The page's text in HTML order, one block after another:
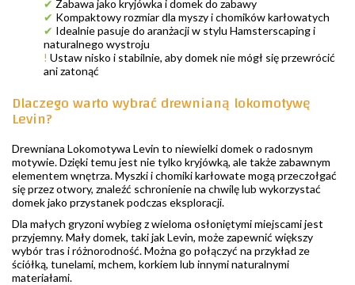
✔ Zabawa jako kryjówka i domek do zabawy
✔ Kompaktowy rozmiar dla myszy i chomików karłowatych
✔ Idealnie pasuje do aranżacji w stylu Hamsterscaping i
naturalnego wystroju
! Ustaw nisko i stabilnie, aby domek nie mógł się przewrócić
ani zatonąć
Dlaczego warto wybrać drewnianą lokomotywę
Levin?
Drewniana Lokomotywa Levin to niewielki domek o radosnym
motywie. Dzięki temu jest nie tylko kryjówką, ale także zabawnym
elementem wnętrza. Myszki i chomiki karłowate mogą przeczołgać
się przez otwory, znaleźć schronienie na chwilę lub wykorzystać
domek jako przystanek podczas eksploracji.
Dla małych gryzoni wybieg z wieloma osłoniętymi miejscami jest
przyjemny. Mały domek, taki jak Levin, może zapewnić większy
wybór tras i różnorodność. Można go połączyć na przykład ze
ściółką, tunelami, mchem, korkiem lub innymi naturalnymi
materiałami.